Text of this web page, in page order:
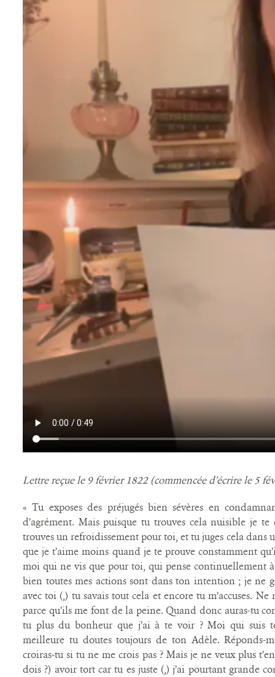
Lettre reçue le 9 février 1822 (commencée d’écrire le 5
« Tu exposes des préjugés bien sévères en
d’agrément. Mais puisque tu trouves cela nuisible je
trouves un refroidissement pour toi, et tu juges cela dans
que je t’aime moins quand je te prouve constamment
moi qui ne vis que pour toi, qui pense continuellement
bien toutes mes actions sont dans ton intention ; je ne
avec toi (,) tu savais tout cela et encore tu m’accuses.
parce qu’ils me font de la peine. Quand donc auras-tu
tu plus du bonheur que j’ai à te voir ? Moi qui suis
meilleure tu doutes toujours de ton Adèle. Réponds-
croiras-tu si tu ne me crois pas ? Mais je ne veux plus
dois ?) avoir tort car tu es juste (,) j’ai pourtant grande